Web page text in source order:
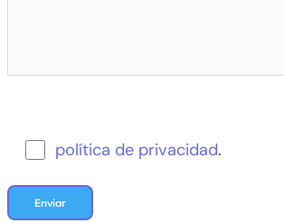
política de privacidad.